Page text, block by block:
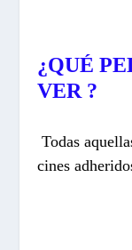
¿QUÉ
VER ?
Todas
cines